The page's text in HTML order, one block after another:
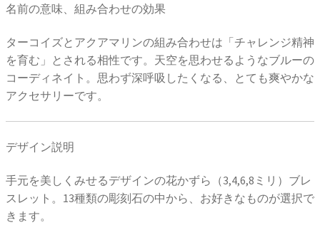
名前の意味、組み合わせの効果
ターコイズとアクアマリンの組み合わせは「チャレンジ精神
を育む」とされる相性です。天空を思わせるようなブルーの
コーディネイト。思わず深呼吸したくなる、とても爽やかな
アクセサリーです。
デザイン説明
手元を美しくみせるデザインの花かずら（3,4,6,8ミリ）ブレ
スレット。13種類の彫刻石の中から、お好きなものが選択で
きます。